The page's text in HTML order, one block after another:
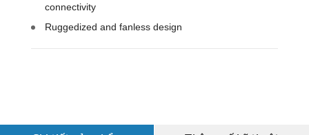
connectivity
Ruggedized and fanless design